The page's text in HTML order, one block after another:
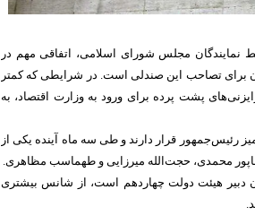
نمایندگان مجلس شورای اسلامی، اتفاقی مهم در
برای تصاحب این صندلی است. در شرایطی که کمتر
پشت پرده برای ورود به وزارت اقتصاد، به
رئیس‌جمهور قرار دارند و طی سه ماه آینده یکی از
محمدی، حجت‌الله میرزایی و طهماسب مظاهری.
دبیر هیئت دولت چهاردهم است، از شانس بیشتری